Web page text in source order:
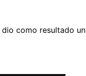
como resultado un